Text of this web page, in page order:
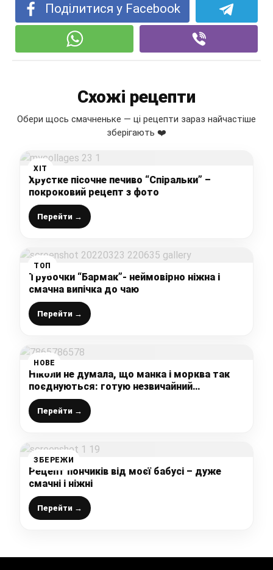
Поділитися у Facebook
Схожі рецепти
Обери щось смачненьке — ці рецепти зараз найчастіше
зберігають ❤️
ХІТ
Хрустке пісочне печиво “Спіральки” –
покроковий рецепт з фото
Перейти →
ТОП
Трубочки “Бармак”- неймовірно ніжна і
смачна випічка до чаю
Перейти →
НОВЕ
Ніколи не думала, що манка і морква так
поєднуються: готую незвичайний
морквяний манник, виходить дуже смачно,
а готується легко і просто
Перейти →
ЗБЕРЕЖИ
Рецепт пончиків від моєї бабусі – дуже
смачні і ніжні
Перейти →